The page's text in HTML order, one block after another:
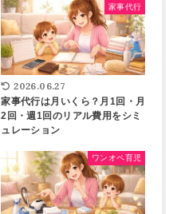
家事代行
2026.06.27
家事代行は月いくら？月1回・月
2回・週1回のリアル費用をシミ
ュレーション
ワンオペ育児